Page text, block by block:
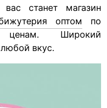
станет магазин
оптом по
Широкий
вкус.